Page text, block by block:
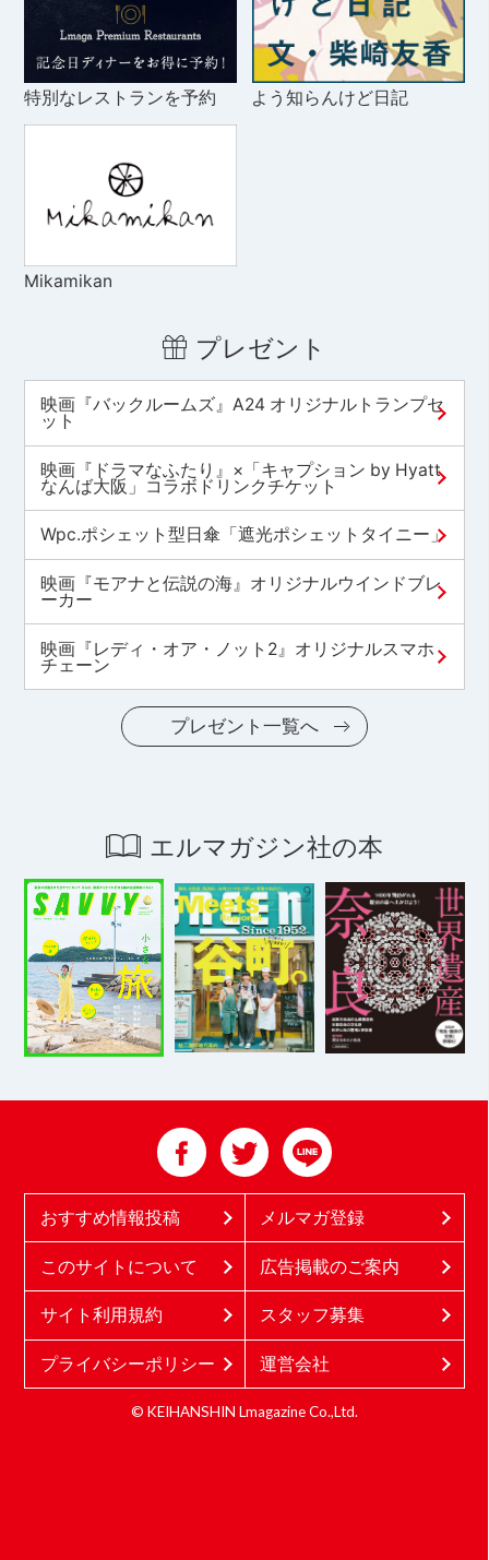
特別なレストランを予約 よう知らんけど日記
Mikamikan
プレゼント
映画『バックルームズ』A24 オリジナルトランプセ
ット
映画『ドラマなふたり』×「キャプション by Hyatt
なんば大阪」コラボドリンクチケット
Wpc.ポシェット型日傘「遮光ポシェットタイニー」
映画『モアナと伝説の海』オリジナルウインドブレ
ーカー
映画『レディ・オア・ノット2』オリジナルスマホ
チェーン
プレゼント一覧へ
エルマガジン社の本
おすすめ情報投稿 メルマガ登録
このサイトについて 広告掲載のご案内
サイト利用規約 スタッフ募集
プライバシーポリシー 運営会社
© KEIHANSHIN Lmagazine Co.,Ltd.